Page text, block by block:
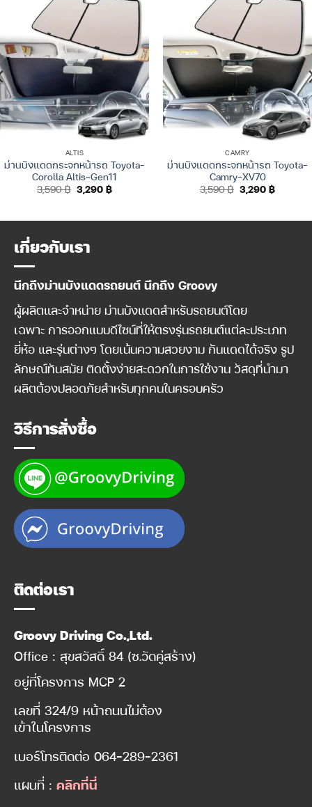
ALTIS
ม่านบังแดดกระจกหน้ารถ Toyota-
Corolla Altis-Gen11
3,590฿ Original
price
3,290฿Current
CAMRY
ม่านบังแดดกระจกหน้ารถ Toyota-
Camry-XV70
3,590฿ Original
price
3,290฿Current
เกี่ยวกับเรา
นึกถึงม่านบังแดดรถยนต์ นึกถึง Groovy
ผู้ผลิตและจำหน่าย ม่านบังแดดสำหรับรถยนต์โดย
เฉพาะ การออกแบบดีไซน์ที่ให้ตรงรุ่นรถยนต์แต่ละประเภท
ยี่ห้อ และรุ่นต่างๆ โดยเน้นความสวยงาม กันแดดได้จริง รูป
ลักษณ์ทันสมัย ติดตั้งง่ายสะดวกในการใช้งาน วัสดุที่นำมา
ผลิตต้องปลอดภัยสำหรับทุกคนในครอบครัว
วิธีการสั่งซื้อ
ติดต่อเรา
Groovy Driving Co.,Ltd.
Office : สุขสวัสดิ์ 84 (ซ.วัดคู่สร้าง)
อยู่ที่โครงการ MCP 2
เลขที่ 324/9 หน้าถนนไม่ต้อง
เข้าในโครงการ
เบอร์โทรติดต่อ 064-289-2361
แผนที่ : คลิกที่นี่